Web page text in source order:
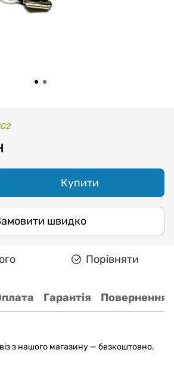
Купити
швидко
Порівняти
Гарантія Повернення
з нашого магазину — безкоштовно.